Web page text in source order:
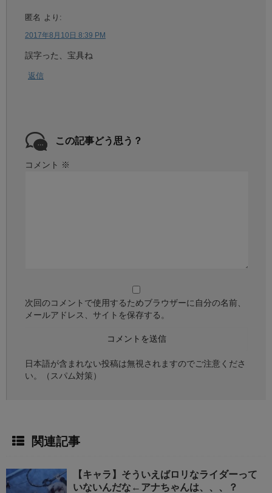
匿名 より:
2017年8月10日 8:39 PM
誤字った、宝具ね
返信
この記事どう思う？
コメント ※
次回のコメントで使用するためブラウザーに自分の名前、
メールアドレス、サイトを保存する。
日本語が含まれない投稿は無視されますのでご注意くださ
い。（スパム対策）
関連記事
【キャラ】そういえばロリなライダーって
いないんだな←アナちゃんは、、、？